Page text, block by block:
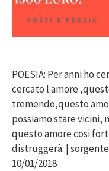
POESIA: Per anni ho
cercato l amore
tremendo,questo
possiamo stare vicini,
questo amore cosi
distruggerà. |
10/01/2018